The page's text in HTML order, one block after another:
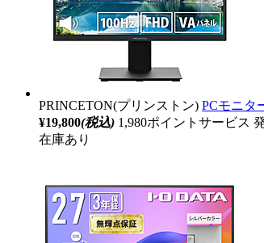
PRINCETON(プリンストン) PCモニタ
¥19,800(税込) 1,980ポイントサービス
在庫あり